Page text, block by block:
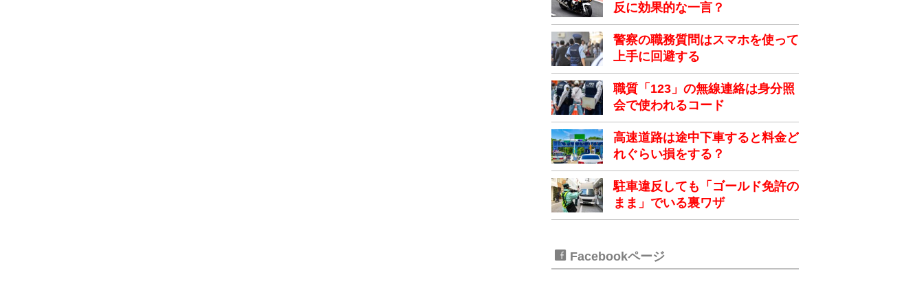
反に効果的な一言？
警察の職務質問はスマホを使って
上手に回避する
職質「123」の無線連絡は身分照
会で使われるコード
高速道路は途中下車すると料金ど
れぐらい損をする？
駐車違反しても「ゴールド免許の
まま」でいる裏ワザ
Facebookページ